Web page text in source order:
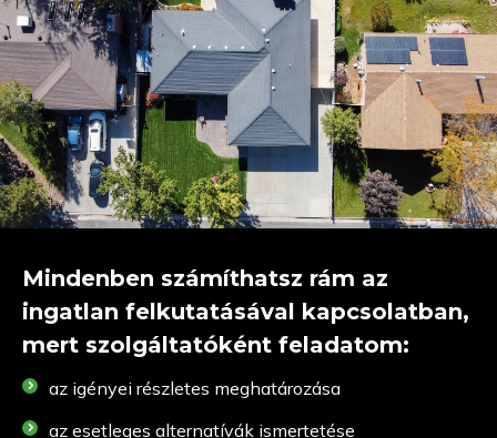
Mindenben számíthatsz rám az
ingatlan felkutatásával kapcsolatban,
mert szolgáltatóként feladatom:
az igényei részletes meghatározása
az esetleges alternatívák ismertetése